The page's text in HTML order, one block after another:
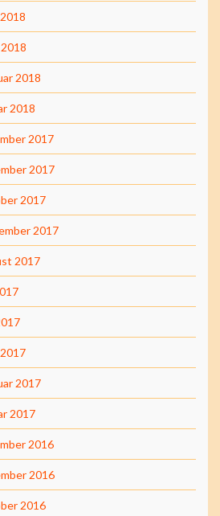
2018
2018
2017
2017
2017
2017
2017
2017
2017
2016
2016
2016